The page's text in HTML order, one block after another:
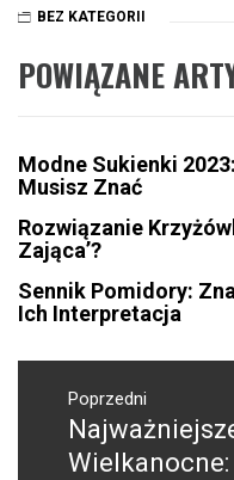
BEZ KATEGORII
POWIĄZANE
Modne Sukienki
Musisz Znać
Rozwiązanie
Zająca’?
Sennik Pomidory:
Ich Interpretacja
Nawigacja
wpisuPoprzedni
Poprzedni
wpis: